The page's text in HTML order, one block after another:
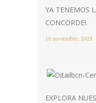
YA TENEMOS
CONCORDE!.
18 noviembre, 2025
EXPLORA